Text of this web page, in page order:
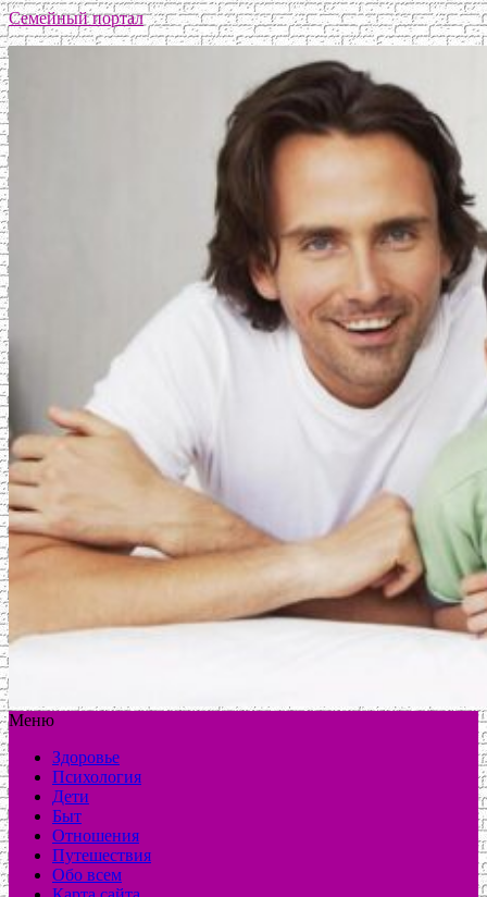
Семейный портал
Меню
Здоровье
Психология
Дети
Быт
Отношения
Путешествия
Обо всем